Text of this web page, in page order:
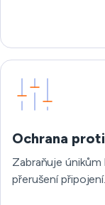
Ochrana
Zabraňuje
přerušení připojení.